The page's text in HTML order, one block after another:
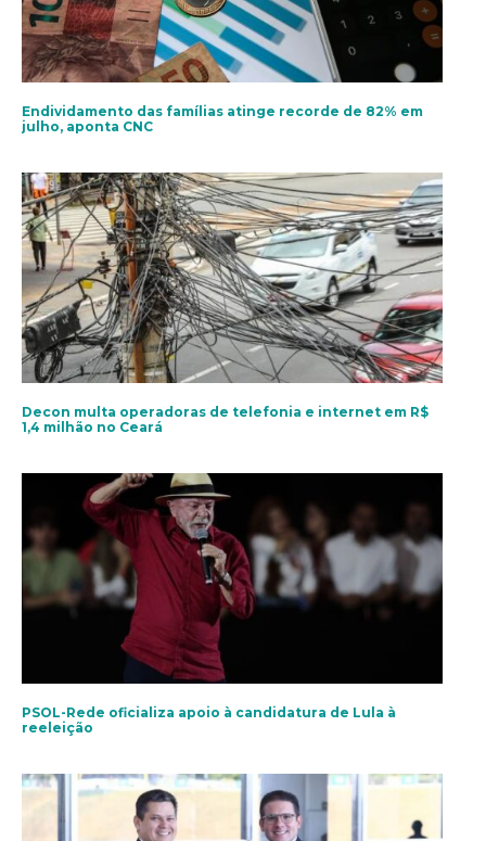
Endividamento das famílias atinge recorde de 82% em
julho, aponta CNC
Decon multa operadoras de telefonia e internet em R$
1,4 milhão no Ceará
PSOL-Rede oficializa apoio à candidatura de Lula à
reeleição